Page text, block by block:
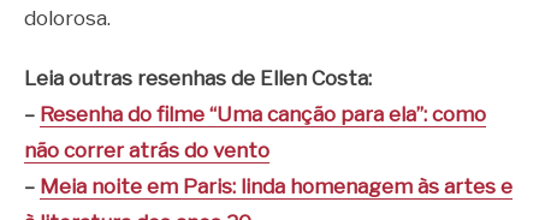
dolorosa.
Leia outras resenhas de Ellen Costa:
– Resenha do filme “Uma canção para ela”: como
não correr atrás do vento
– Meia noite em Paris: linda homenagem às artes e